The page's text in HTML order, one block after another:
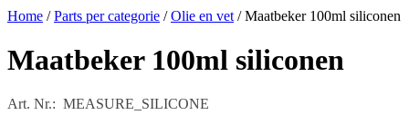
Home /Parts per categorie /Olie en vet / Maatbeker 100ml siliconen
Maatbeker 100ml siliconen
Art. Nr.: MEASURE_SILICONE